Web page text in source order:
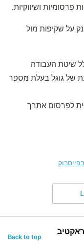
פרסומיות ושיווקיות.
על שקיפות מול
שיטת העבודה
של גוגל בעלת מספר
לפרסום אתרך
Back to top